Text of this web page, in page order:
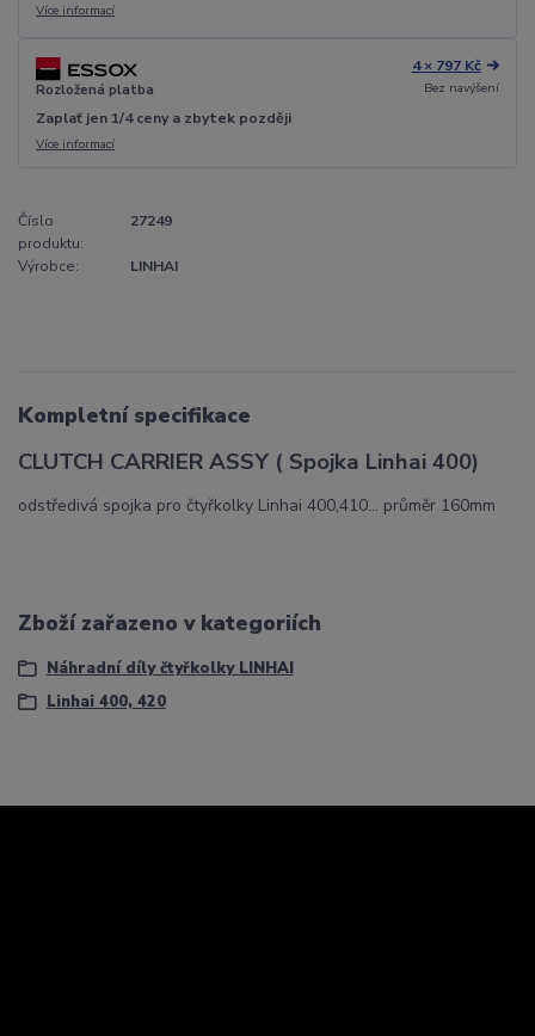
Více informací
Rozložená platba
4 × 797 Kč
Bez navýšení
Zaplať jen 1/4 ceny a zbytek později
Více informací
Číslo
produktu:
27249
Výrobce: LINHAI
Kompletní specifikace
CLUTCH CARRIER ASSY ( Spojka Linhai 400)
odstředivá spojka pro čtyřkolky Linhai 400,410... průměr 160mm
Zboží zařazeno v kategoriích
Náhradní díly čtyřkolky LINHAI
Linhai 400, 420